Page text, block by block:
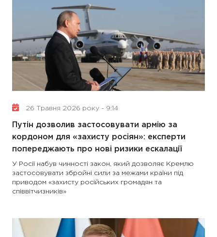
26 Травня 2026 року - 9:14
Путін дозволив застосовувати армію за
кордоном для «захисту росіян»: експерти
попереджають про нові ризики ескалації
У Росії набув чинності закон, який дозволяє Кремлю
застосовувати збройні сили за межами країни під
приводом «захисту російських громадян та
співвітчизників»